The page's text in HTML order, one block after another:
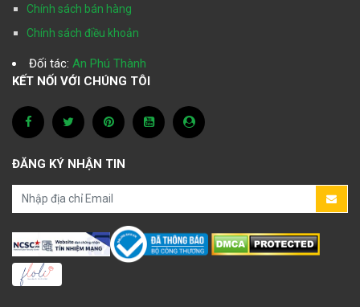
Chính sách bán hàng
Chính sách điều khoản
Đối tác: An Phú Thành
KẾT NỐI VỚI CHÚNG TÔI
ĐĂNG KÝ NHẬN TIN